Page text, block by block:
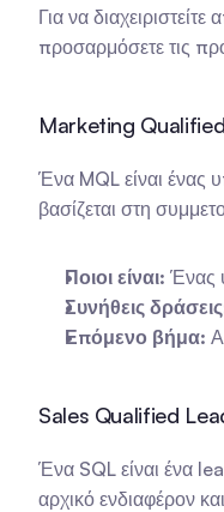
Για να
προσαρμόσετε τις
Marketing
Ένα MQL είναι ένας
βασίζεται στη
Ποιοι είναι: Ένας
Συνήθεις
Επόμενο βήμα:
Sales Qualified
Ένα SQL είναι ένα
αρχικό ενδιαφέρον